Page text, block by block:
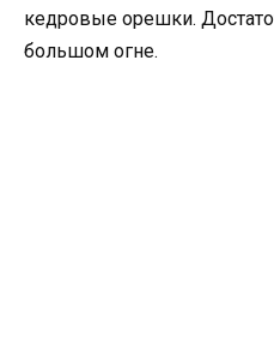
кедровые орешки.
большом огне.